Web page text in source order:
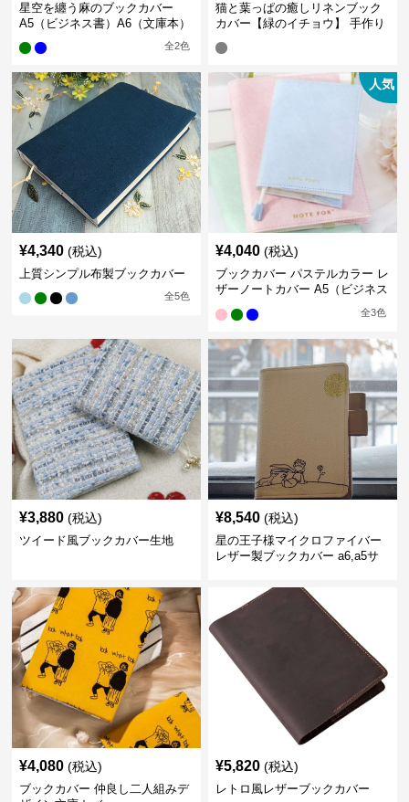
星空を纏う麻のブックカバー
A5（ビジネス書）A6（文庫本）
全2色
猫と葉っぱの癒しリネンブック
カバー【緑のイチョウ】 手作り
¥4,340 (税込)
上質シンプル布製ブックカバー
全5色
人気
¥4,040 (税込)
ブックカバー パステルカラー レ
ザーノートカバー A5（ビジネス
全3色
¥3,880 (税込)
ツイード風ブックカバー生地
¥8,540 (税込)
星の王子様マイクロファイバー
レザー製ブックカバー a6,a5サ
¥4,080 (税込)
ブックカバー 仲良し二人組みデ
¥5,820 (税込)
レトロ風レザーブックカバー